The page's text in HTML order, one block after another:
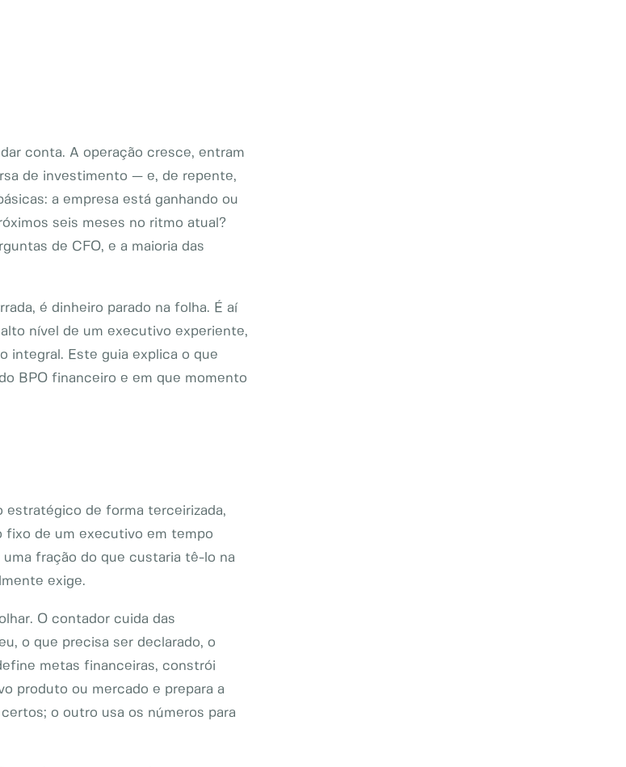
conta. A operação cresce, entram
de investimento — e, de repente,
a empresa está ganhando ou
seis meses no ritmo atual?
de CFO, e a maioria das
é dinheiro parado na folha. É aí
nível de um executivo experiente,
integral. Este guia explica o que
BPO financeiro e em que momento
estratégico de forma terceirizada,
fixo de um executivo em tempo
fração do que custaria tê-lo na
exige.
O contador cuida das
o que precisa ser declarado, o
metas financeiras, constrói
produto ou mercado e prepara a
o outro usa os números para